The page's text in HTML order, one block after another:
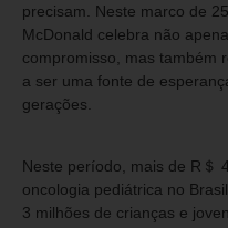
precisam. Neste marco de
McDonald celebra não
compromisso, mas também
a ser uma fonte de
gerações.
Neste período, mais de R＄
oncologia pediátrica no
3 milhões de crianças e